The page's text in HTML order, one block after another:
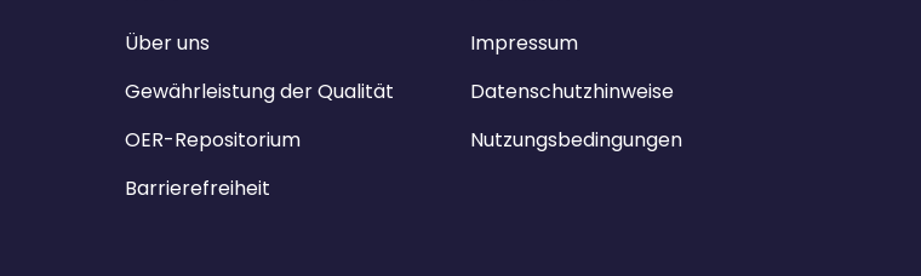
Über uns
Gewährleistung der Qualität
OER-Repositorium
Barrierefreiheit
Impressum
Datenschutzhinweise
Nutzungsbedingungen